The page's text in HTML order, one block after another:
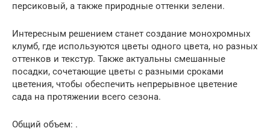
персиковый, а также природные оттенки зелени.
Интересным решением станет создание монохромных
клумб, где используются цветы одного цвета, но разных
оттенков и текстур. Также актуальны смешанные
посадки, сочетающие цветы с разными сроками
цветения, чтобы обеспечить непрерывное цветение
сада на протяжении всего сезона.
Общий объем: .